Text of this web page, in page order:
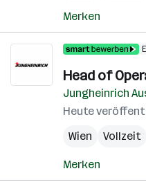
Merken
Head of
Jungheinrich
Heute
Wien
Vollzeit
Merken